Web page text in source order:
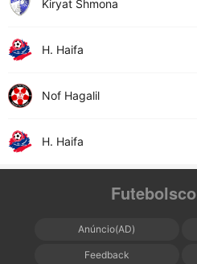
Kiryat Shmona
H. Haifa
Nof Hagalil
H. Haifa
Anúncio(AD)
Feedback